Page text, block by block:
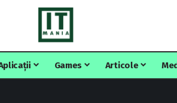
Games Articole